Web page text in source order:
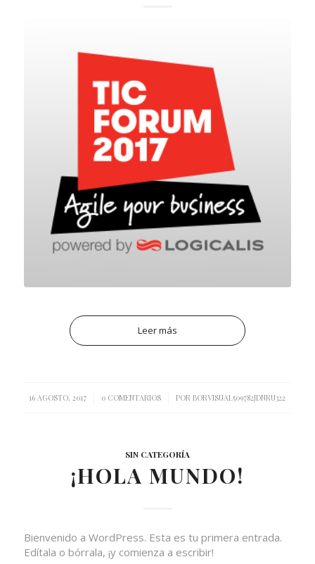
Leer más
16 AGOSTO, 2017
/ 0 COMENTARIOS
/ PORBORVISUAL509782JDNRU322
SIN CATEGORÍA
¡HOLA MUNDO!
Bienvenido a WordPress. Esta es tu primera entrada.
Edítala o bórrala, ¡y comienza a escribir!